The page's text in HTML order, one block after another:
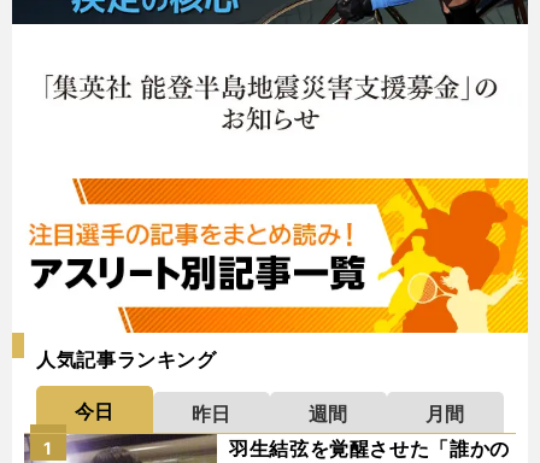
人気記事ランキング
今日 昨日 週間
月間
羽生結弦を覚醒させた「誰かの
1